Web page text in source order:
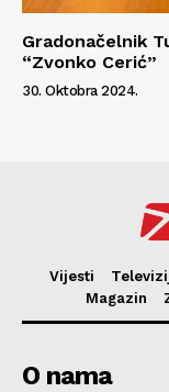
Gradonačelnik
“Zvonko Cerić”
30. Oktobra 2024.
Vijesti
Magazin
O nama